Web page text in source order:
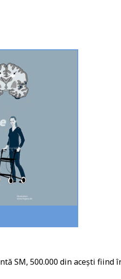
SM, 500.000 din acești fiind